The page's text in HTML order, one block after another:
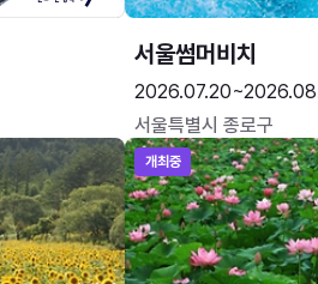
서울썸머비치
서울특별시 종로구
개최중